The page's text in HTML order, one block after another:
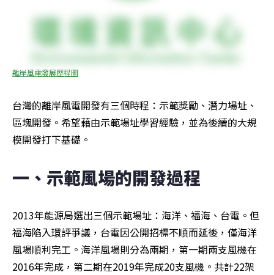
離岸風電發展歷程圖
台灣的離岸風電開發有三個時程：示範獎勵、潛力場址、
區塊開發。希望藉由示範場址學習經驗，並為後續的大規
模開發打下基礎。
一、示範風場的開發過程
2013年能源局選出三個示範場址：海洋、福海、台電。但
福海陷入環評爭議，台電因公開招標不順而延後，僅海洋
風場順利完工。海洋風場則分為兩期，第一期兩支風機在
2016年完成，第二期在2019年完成20支風機。共計22架